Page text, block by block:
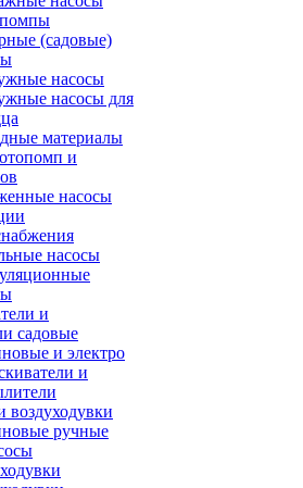
(садовые)
насосы
насосы для
материалы
и
насосы
насосы
и
садовые
и электро
и
ручные